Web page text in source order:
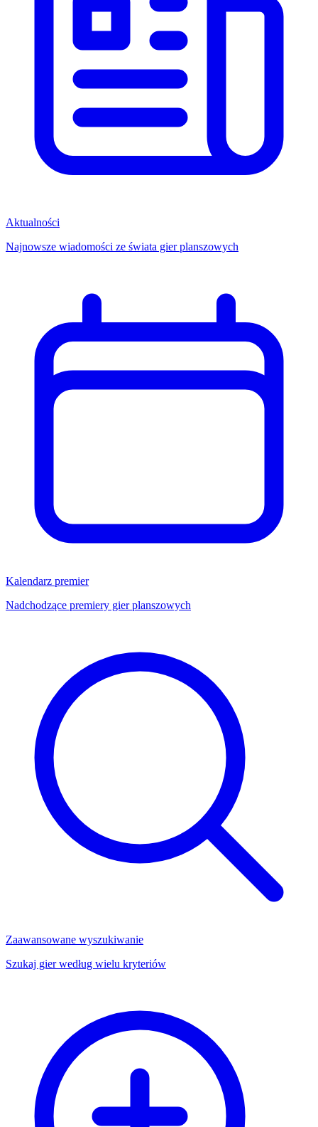
Aktualności
Najnowsze wiadomości ze świata gier planszowych
Kalendarz premier
Nadchodzące premiery gier planszowych
Zaawansowane wyszukiwanie
Szukaj gier według wielu kryteriów